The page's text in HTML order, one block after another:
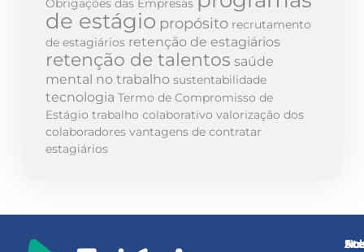
de estágio propósito recrutamento
de estagiários retenção de estagiários
retenção de talentos saúde
mental no trabalho sustentabilidade
tecnologia Termo de Compromisso de
Estágio trabalho colaborativo valorização dos
colaboradores vantagens de contratar
estagiários